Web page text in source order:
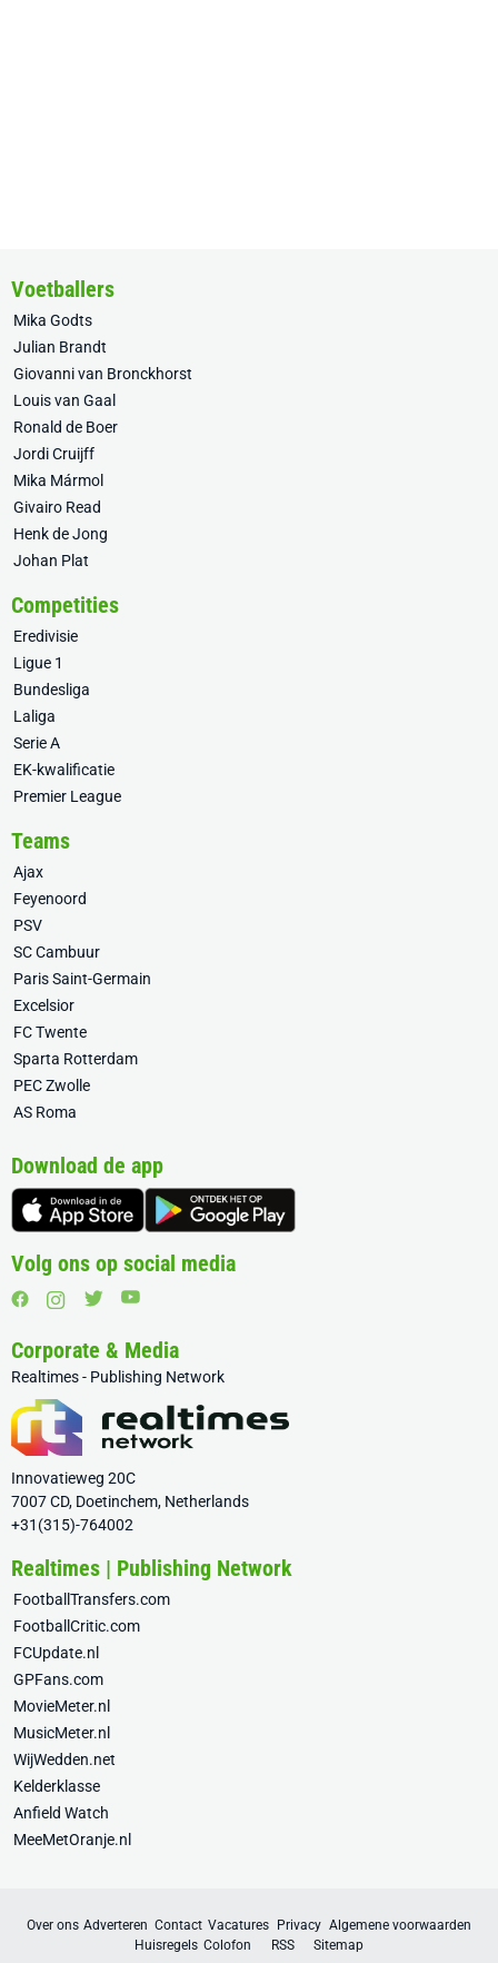
Voetballers
Mika Godts
Julian Brandt
Giovanni van Bronckhorst
Louis van Gaal
Ronald de Boer
Jordi Cruijff
Mika Mármol
Givairo Read
Henk de Jong
Johan Plat
Competities
Eredivisie
Ligue 1
Bundesliga
Laliga
Serie A
EK-kwalificatie
Premier League
Teams
Ajax
Feyenoord
PSV
SC Cambuur
Paris Saint-Germain
Excelsior
FC Twente
Sparta Rotterdam
PEC Zwolle
AS Roma
Download de app
Volg ons op social media
Corporate & Media
Realtimes - Publishing Network
Innovatieweg 20C
7007 CD, Doetinchem, Netherlands
+31(315)-764002
Realtimes | Publishing Network
FootballTransfers.com
FootballCritic.com
FCUpdate.nl
GPFans.com
MovieMeter.nl
MusicMeter.nl
WijWedden.net
Kelderklasse
Anfield Watch
MeeMetOranje.nl
Over ons Adverteren Contact Vacatures Privacy Algemene voorwaarden
Huisregels Colofon RSS Sitemap